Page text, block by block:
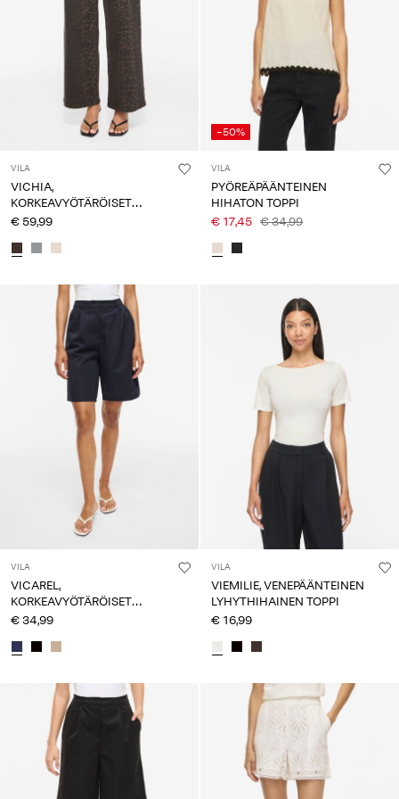
VILA
VICHIA,
KORKEAVYÖTÄRÖISET
FARKUT
€ 59,99
-50%
VILA
PYÖREÄPÄÄNTEINEN
HIHATON TOPPI
€ 17,45 € 34,99
VILA
VICAREL,
KORKEAVYÖTÄRÖISET
SHORTSIT
€ 34,99
VILA
VIEMILIE, VENEPÄÄNTEINEN
LYHYTHIHAINEN TOPPI
€ 16,99